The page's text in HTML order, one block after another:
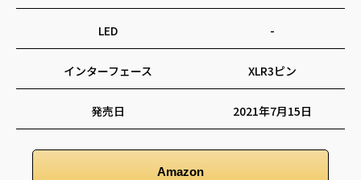
LED -
インターフェース XLR3ピン
発売日 2021年7月15日
Amazon